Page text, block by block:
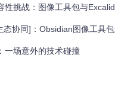
，图像工具包的事件处理器优
：图像工具包与Excalidraw共存问
：Obsidian图像工具包兼容性问题的
一场意外的技术碰撞